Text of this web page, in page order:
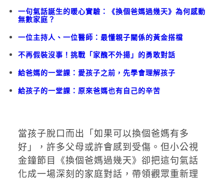
一句氣話誕生的暖心實驗：《換個爸媽過幾天》為何感動
無數家庭？
一位主持人、一位醫師：最懂親子關係的黃金搭檔
不再假裝沒事！挑戰「家醜不外揚」的勇敢對話
給爸媽的一堂課：愛孩子之前，先學會理解孩子
給孩子的一堂課：原來爸媽也有自己的辛苦
當孩子脫口而出「如果可以換個爸媽有多
好」，許多父母或許會感到受傷。但小公視
金鐘節目《換個爸媽過幾天》卻把這句氣話
化成一場深刻的家庭對話，帶領觀眾重新理